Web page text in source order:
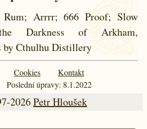
Arrrr; 666 Proof; Slow
Darkness of Arkham,
by Cthulhu Distillery
Cookies
Kontakt
Poslední úpravy: 8.1.2022
2026Petr Hloušek